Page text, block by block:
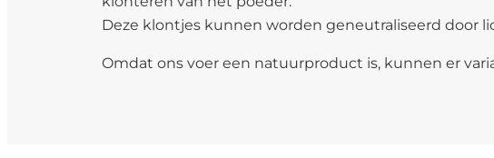
Deze klontjes kunnen worden geneutraliseerd door
Omdat ons voer een natuurproduct is, kunnen er